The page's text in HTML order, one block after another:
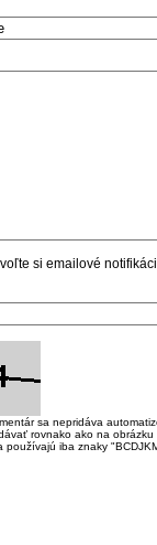
si emailové
sa nepridáva
rovnako ako na
používajú iba znaky